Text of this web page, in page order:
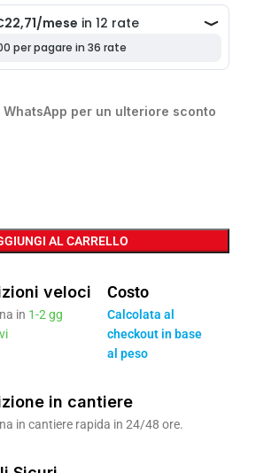
per un ulteriore sconto
AL CARRELLO
veloci
in 1-2 gg
Costo
Calcolata al
checkout in base
al peso
in cantiere
in cantiere rapida in 24/48 ore.